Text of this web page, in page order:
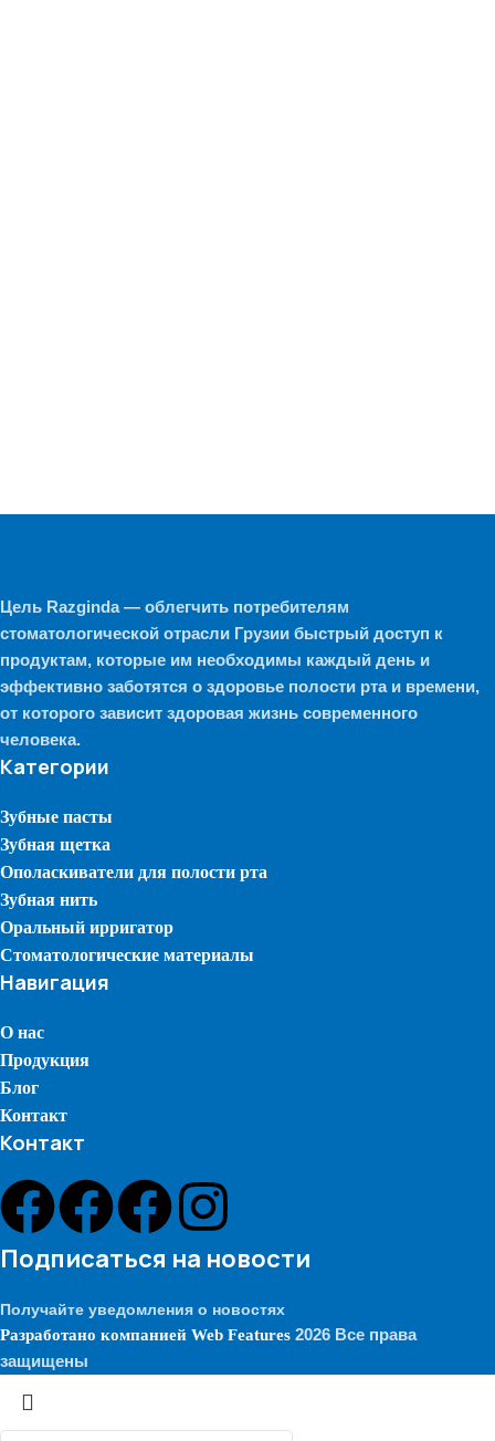
Цель Razginda — облегчить потребителям
стоматологической отрасли Грузии быстрый доступ к
продуктам, которые им необходимы каждый день и
эффективно заботятся о здоровье полости рта и времени,
от которого зависит здоровая жизнь современного
человека.
Категории
Зубные пасты
Зубная щетка
Ополаскиватели для полости рта
Зубная нить
Оральный ирригатор
Стоматологические материалы
Навигация
О нас
Продукция
Блог
Контакт
Контакт
Подписаться на новости
Получайте уведомления о новостях
Разработано компанией Web Features 2026 Все права
защищены